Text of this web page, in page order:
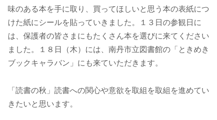
味のある本を手に取り、買ってほしいと思う本の表紙につ
けた紙にシールを貼っていきました。１３日の参観日に
は、保護者の皆さまにもたくさん本を選びに来てください
ました。１８日（木）には、南丹市立図書館の「ときめき
ブックキャラバン」にも来ていただきます。
「読書の秋」読書への関心や意欲を取組を取組を進めてい
きたいと思います。